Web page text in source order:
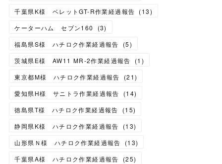
千葉県K様 ベレットGT-R作業経過報告 (13)
ケーターハム セブン160
(3)
福島県S様 ハチロク作業経過報告
(5)
茨城県E様 AW11 MR-2作業経過報告
(1 )
東京都M様 ハチロク作業経過報告
(21)
愛知県H様 サニトラ作業経過報告
(14)
徳島県T様 ハチロク作業経過報告
(15)
静岡県K様 ハチロク作業経過報告
(13)
山形県Ｎ様 ハチロク作業経過報告
(13)
千葉県A様 ハチロク作業経過報告
(25)